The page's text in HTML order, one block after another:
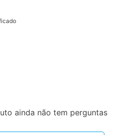
ainda não tem perguntas